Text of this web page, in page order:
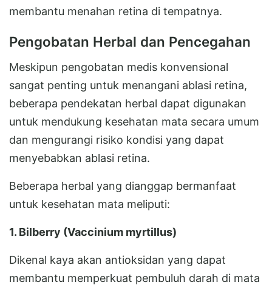
membantu menahan retina di tempatnya.
Pengobatan Herbal dan Pencegahan
Meskipun pengobatan medis konvensional
sangat penting untuk menangani ablasi retina,
beberapa pendekatan herbal dapat digunakan
untuk mendukung kesehatan mata secara umum
dan mengurangi risiko kondisi yang dapat
menyebabkan ablasi retina.
Beberapa herbal yang dianggap bermanfaat
untuk kesehatan mata meliputi:
1. Bilberry (Vaccinium myrtillus)
Dikenal kaya akan antioksidan yang dapat
membantu memperkuat pembuluh darah di mata